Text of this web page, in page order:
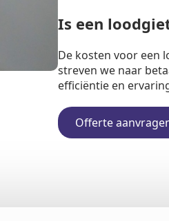
Is een
De kosten voor een
streven we naar
efficiëntie en
Offerte